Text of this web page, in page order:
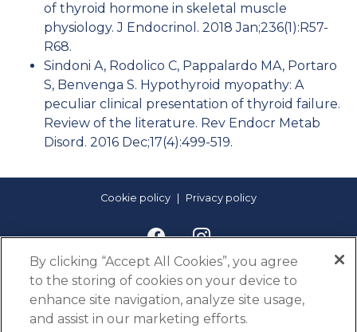
of thyroid hormone in skeletal muscle
physiology. J Endocrinol. 2018 Jan;236(1):R57-
R68.
Sindoni A, Rodolico C, Pappalardo MA, Portaro
S, Benvenga S. Hypothyroid myopathy: A
peculiar clinical presentation of thyroid failure.
Review of the literature. Rev Endocr Metab
Disord. 2016 Dec;17(4):499-519.
Cookie policy Privacy policy
By clicking “Accept All Cookies”, you agree
to the storing of cookies on your device to
enhance site navigation, analyze site usage,
and assist in our marketing efforts.